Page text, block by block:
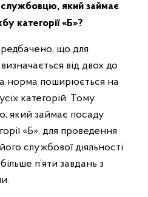
який займає
категорії «Б»?
що для
від двох до
норма поширюється на
категорій. Тому
який займає посаду
«Б», для проведення
службової діяльності
п’яти завдань з